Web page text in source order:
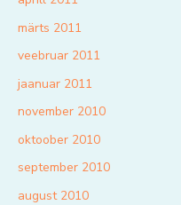
märts 2011
veebruar 2011
jaanuar 2011
november 2010
oktoober 2010
september 2010
august 2010